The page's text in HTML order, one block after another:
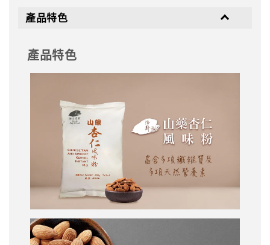
產品特色
產品特色